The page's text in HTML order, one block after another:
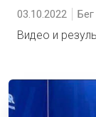
03.10.2022 Бег
Видео и